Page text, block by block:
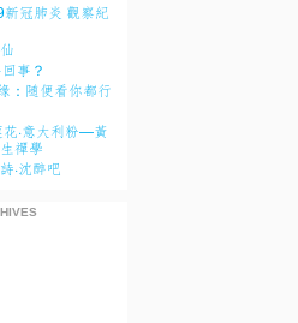
冠肺炎 觀察紀
事？
：随便看你都行
花·意大利粉—黃
禪學
·沈醉吧